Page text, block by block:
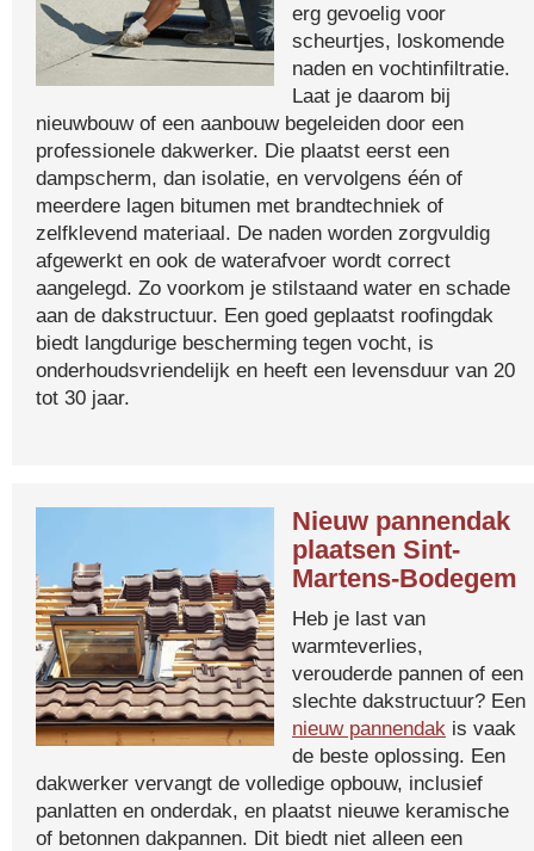
erg gevoelig voor
scheurtjes, loskomende
naden en vochtinfiltratie.
Laat je daarom bij
nieuwbouw of een aanbouw begeleiden door een
professionele dakwerker. Die plaatst eerst een
dampscherm, dan isolatie, en vervolgens één of
meerdere lagen bitumen met brandtechniek of
zelfklevend materiaal. De naden worden zorgvuldig
afgewerkt en ook de waterafvoer wordt correct
aangelegd. Zo voorkom je stilstaand water en schade
aan de dakstructuur. Een goed geplaatst roofingdak
biedt langdurige bescherming tegen vocht, is
onderhoudsvriendelijk en heeft een levensduur van 20
tot 30 jaar.
Nieuw pannendak
plaatsen Sint-
Martens-Bodegem
Heb je last van
warmteverlies,
verouderde pannen of een
slechte dakstructuur? Een
nieuw pannendak is vaak
de beste oplossing. Een
dakwerker vervangt de volledige opbouw, inclusief
panlatten en onderdak, en plaatst nieuwe keramische
of betonnen dakpannen. Dit biedt niet alleen een